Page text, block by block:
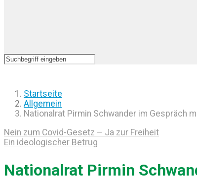
Startseite
Allgemein
Nationalrat Pirmin Schwander im Gespräch
Nein zum Covid-Gesetz – Ja zur Freiheit
Ein ideologischer Betrug
Nationalrat Pirmin